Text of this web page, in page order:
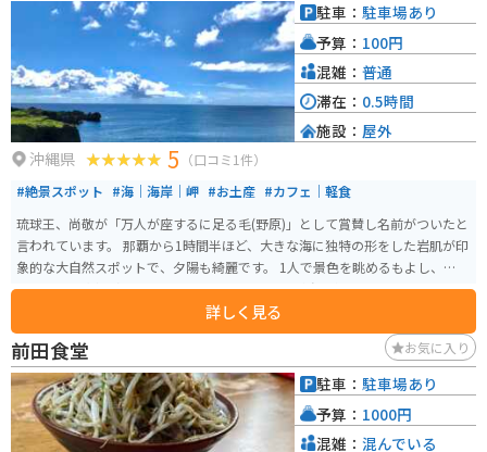
沖縄県 5 （口コミ1件）
#絶景スポット #海｜海岸｜岬 #お土産 #カフェ｜軽食
琉球王、尚敬が「万人が座するに足る毛(野原)」として賞賛し名前がついたと
言われています。 那覇から1時間半ほど、大きな海に独特の形をした岩肌が印
象的な大自然スポットで、夕陽も綺麗です。 1人で景色を眺めるもよし、仲間
と行って記念撮影するのもいいと思います。 風が強い冬はオススメできない
かも…。施設が新しくなり食事処や土産物もあります。万座毛限定の切手自販
機があります。遊歩道観覧料は100円です。
詳しく見る
駐車： 駐車場あり
予算： 100円
混雑： 普通
滞在： 0.5時間
施設： 屋外
前田食堂 お気に入り
駐車： 駐車場あり
予算： 1000円
混雑： 混んでいる